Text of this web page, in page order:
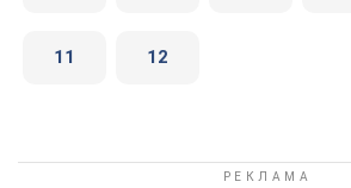
11 12